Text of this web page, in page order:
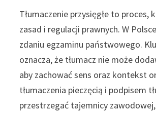
Tłumaczenie przysięgłe to
zasad i regulacji prawnych. W
zdaniu egzaminu państwowego.
oznacza, że tłumacz nie może
aby zachować sens oraz kontekst
tłumaczenia pieczęcią i podpisem
przestrzegać tajemnicy